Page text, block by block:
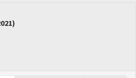
)